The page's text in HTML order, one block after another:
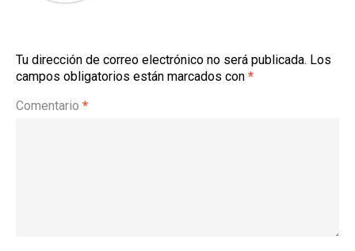
Tu dirección de correo electrónico no será publicada. Los
campos obligatorios están marcados con *
Comentario *